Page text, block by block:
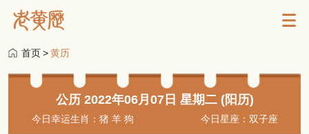
首页>黄历
公历 2022年06月07日 星期二 (阳历)
今日幸运生肖：猪 羊 狗 今日星座：双子座